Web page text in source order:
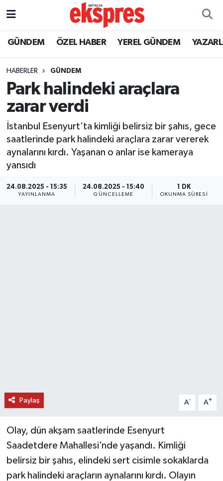
GÜNDEM ÖZEL HABER YEREL GÜNDEM
HABERLER GÜNDEM
Park halindeki araçlara
zarar verdi
İstanbul Esenyurt’ta kimliği belirsiz bir şahıs, gece
saatlerinde park halindeki araçlara zarar vererek
aynalarını kırdı. Yaşanan o anlar ise kameraya
yansıdı
24.08.2025 - 15:35
YAYINLANMA
24.08.2025 - 15:40
GÜNCELLEME
1 DK
OKUNMA SÜRESI
Paylaş A- A+
Olay, dün akşam saatlerinde Esenyurt
Saadetdere Mahallesi’nde yaşandı. Kimliği
belirsiz bir şahıs, elindeki sert cisimle sokaklarda
park halindeki araçların aynalarını kırdı. Olayın
ÖZEL HABER
YEREL GÜNDEM
EKONOMİ
KÜLTÜR - SANAT
SPOR
SİYASET
RESMİ İLAN
Nöbetçi Eczaneler
Trafik Durumu
Süper Lig Puan Durumu ve Fikstür
Tüm Manşetler
Son Dakika Haberleri
Haber Arşivi